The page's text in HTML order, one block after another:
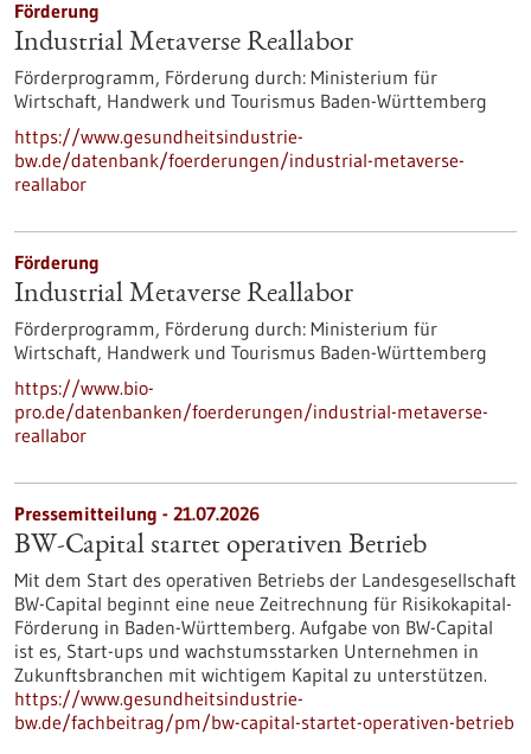
Förderung
Industrial Metaverse Reallabor
Förderprogramm, Förderung durch: Ministerium für
Wirtschaft, Handwerk und Tourismus Baden-Württemberg
https://www.gesundheitsindustrie-
bw.de/datenbank/foerderungen/industrial-metaverse-
reallabor
Förderung
Industrial Metaverse Reallabor
Förderprogramm, Förderung durch: Ministerium für
Wirtschaft, Handwerk und Tourismus Baden-Württemberg
https://www.bio-
pro.de/datenbanken/foerderungen/industrial-metaverse-
reallabor
Pressemitteilung - 21.07.2026
BW-Capital startet operativen Betrieb
Mit dem Start des operativen Betriebs der Landesgesellschaft
BW-Capital beginnt eine neue Zeitrechnung für Risikokapital-
Förderung in Baden-Württemberg. Aufgabe von BW-Capital
ist es, Start-ups und wachstumsstarken Unternehmen in
Zukunftsbranchen mit wichtigem Kapital zu unterstützen.
https://www.gesundheitsindustrie-
bw.de/fachbeitrag/pm/bw-capital-startet-operativen-betrieb